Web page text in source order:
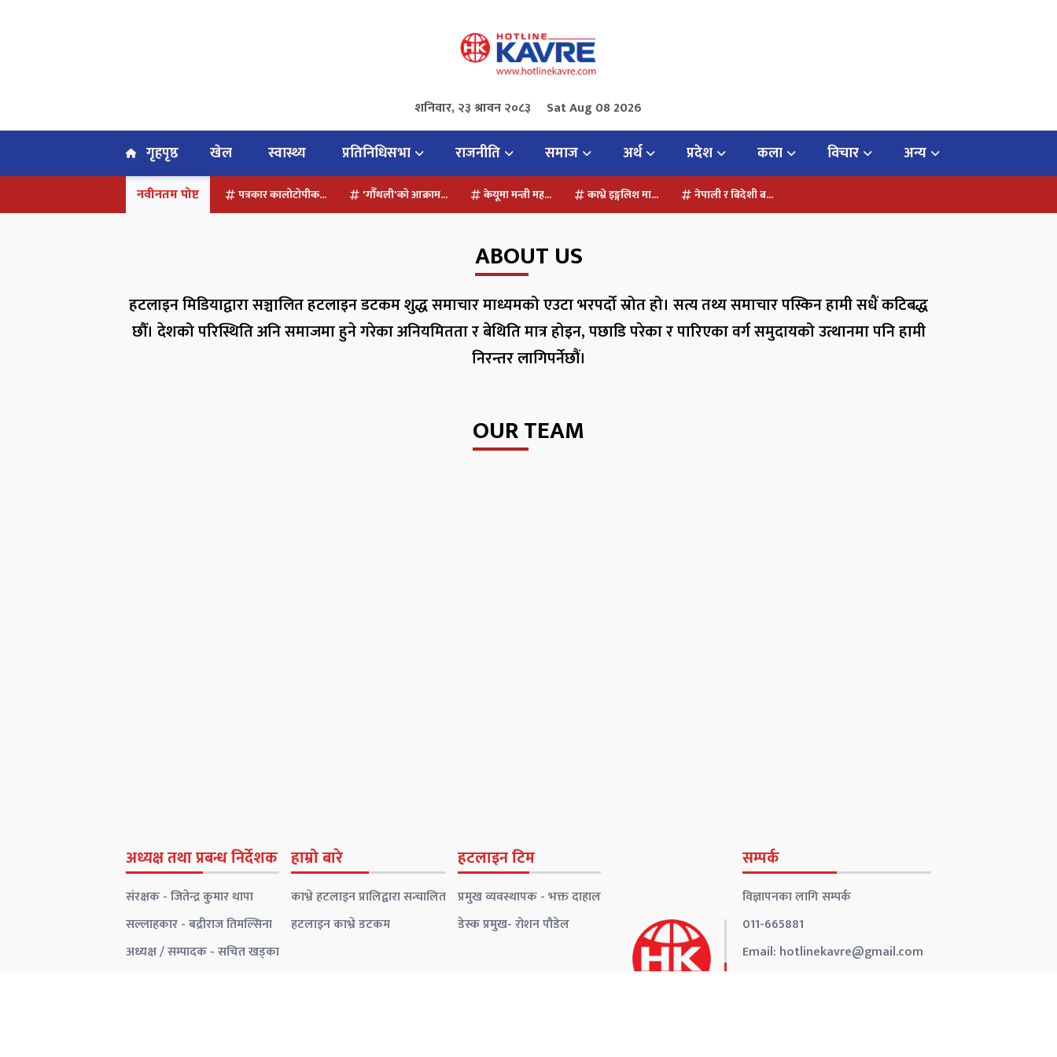
शनिवार, २३ श्रावन २०८३ Sat Aug 08 2026
गृहपृष्ठ खेल स्वास्थ्य प्रतिनिधिसभा राजनीति समाज अर्थ प्रदेश कला विचार अन्य
नवीनतम पोष्ट पत्रकार कालोटोपीक... 'गौँथली'को आक्राम... केयूमा मन्त्री मह... काभ्रे इङ्गलिश मा... नेपाली र बिदेशी ब...
ABOUT US
हटलाइन मिडियाद्वारा सञ्चालित हटलाइन डटकम शुद्ध समाचार माध्यमको एउटा भरपर्दो स्रोत हो। सत्य तथ्य समाचार पस्किन हामी सधैं कटिबद्ध
छौँ। देशको परिस्थिति अनि समाजमा हुने गरेका अनियमितता र बेथिति मात्र होइन, पछाडि परेका र पारिएका वर्ग समुदायको उत्थानमा पनि हामी
निरन्तर लागिपर्नेछौं।
OUR TEAM
अध्यक्ष तथा प्रबन्ध निर्देशक
संरक्षक - जितेन्द्र कुमार थापा
सल्लाहकार - बद्रीराज तिमल्सिना
अध्यक्ष / सम्पादक - सचित खड्का
हाम्रो बारे
काभ्रे हटलाइन प्रालिद्वारा सन्चालित
हटलाइन काभ्रे डटकम
हटलाइन टिम
प्रमुख व्यवस्थापक - भक्त दाहाल
डेस्क प्रमुख- रोशन पौडेल
सम्पर्क
विज्ञापनका लागि सम्पर्क
011-665881
Email: hotlinekavre@gmail.com